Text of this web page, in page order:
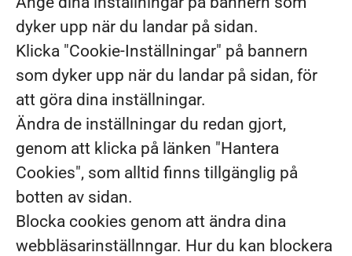
dyker upp när du landar på sidan.
Klicka "Cookie-Inställningar" på bannern
som dyker upp när du landar på sidan, för
att göra dina inställningar.
Ändra de inställningar du redan gjort,
genom att klicka på länken "Hantera
Cookies", som alltid finns tillgänglig på
botten av sidan.
Blocka cookies genom att ändra dina
webbläsarinställnngar. Hur du kan blockera